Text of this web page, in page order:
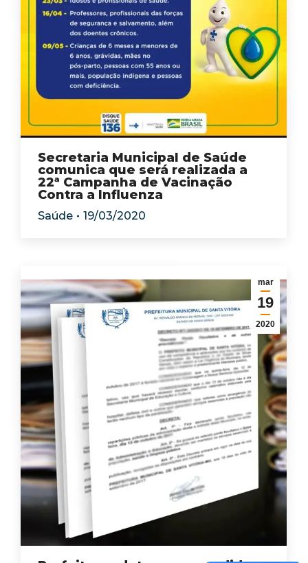
Secretaria Municipal de Saúde
comunica que será realizada a
22ª Campanha de Vacinação
Contra a Influenza
Saúde 19/03/2020
mar
19
2020